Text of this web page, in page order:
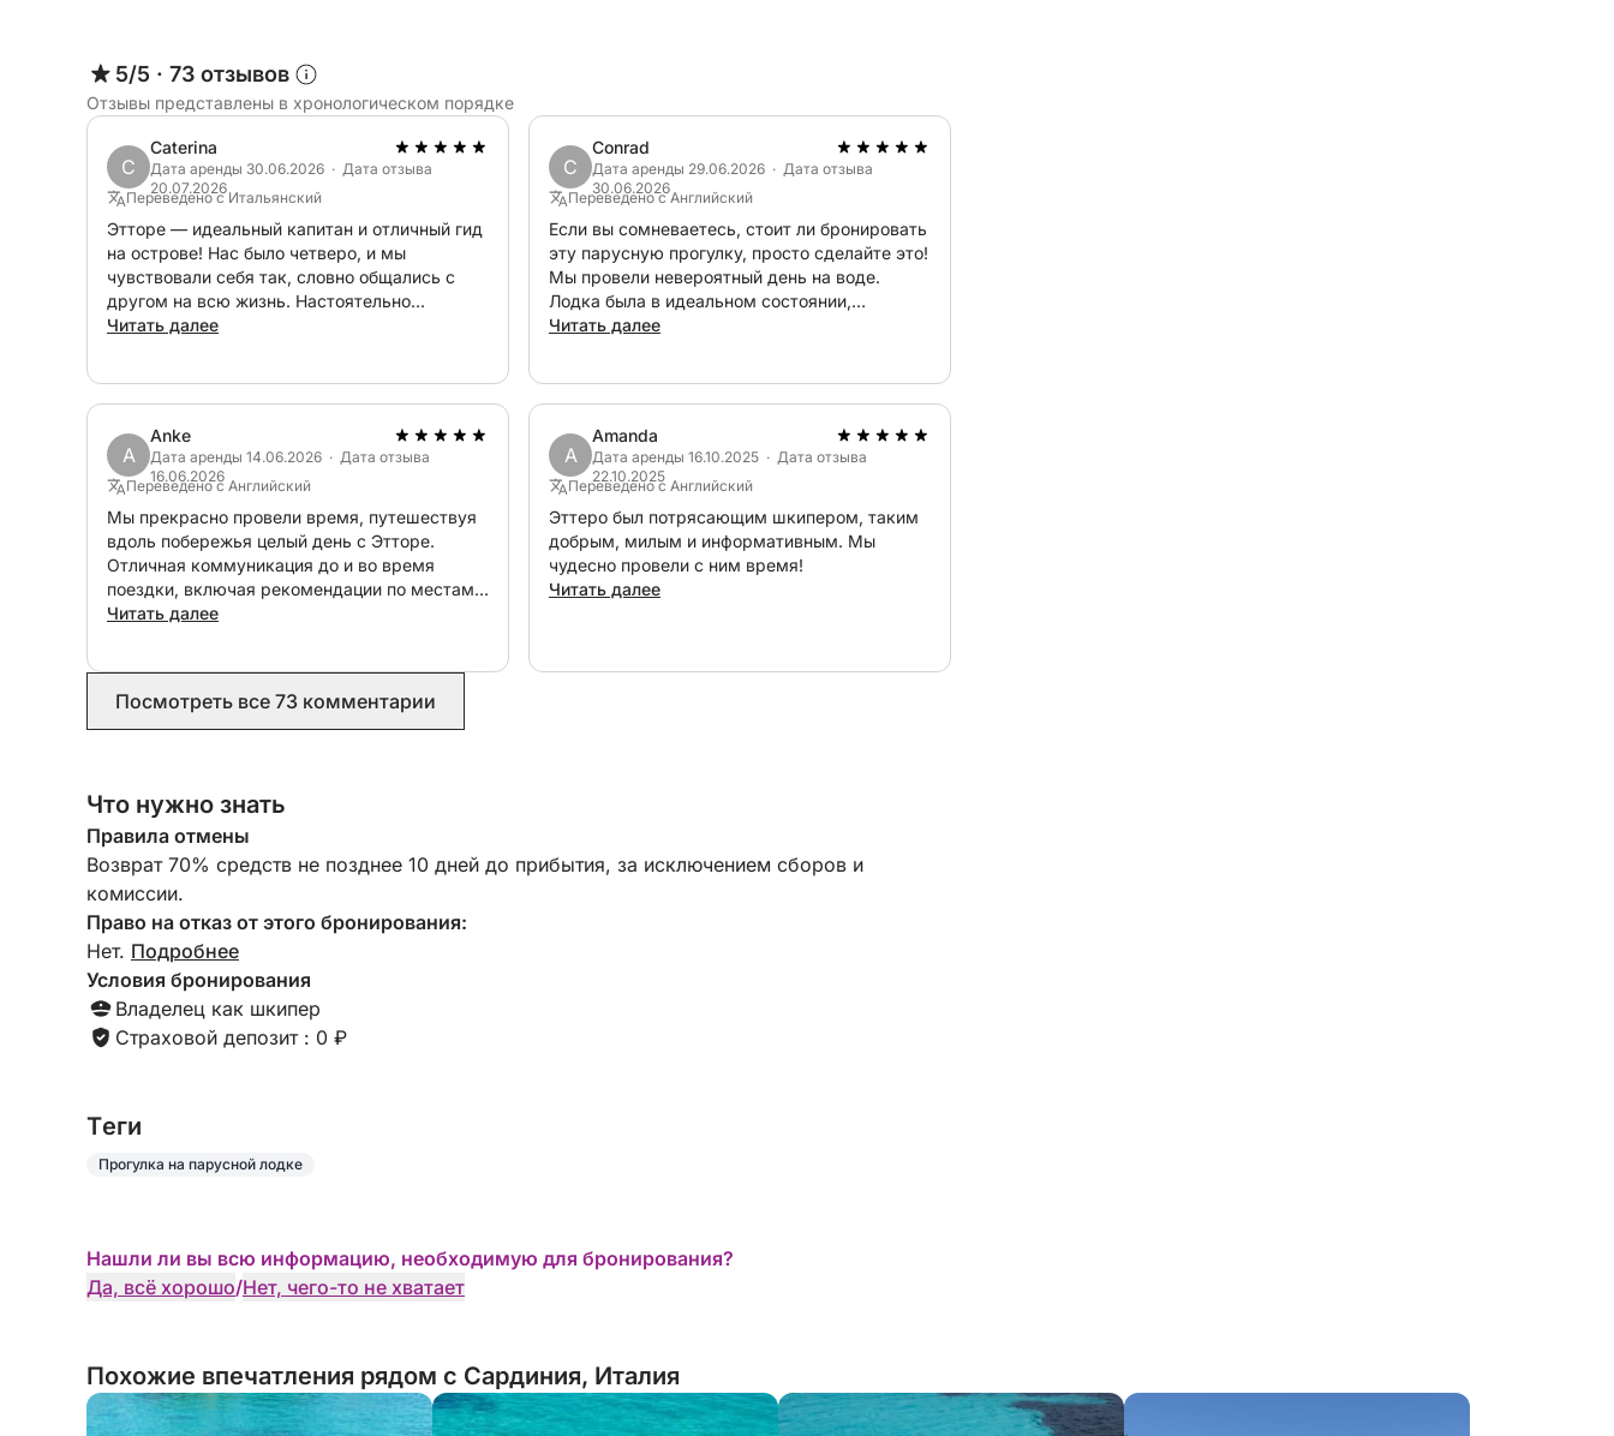
5/5 · 73 отзывов
Отзывы представлены в хронологическом порядке
C
Caterina
Дата аренды 30.06.2026 · Дата отзыва
20.07.2026
Переведено с Итальянский
Этторе — идеальный капитан и отличный гид
на острове! Нас было четверо, и мы
чувствовали себя так, словно общались с
другом на всю жизнь. Настоятельно
рекомендую, очень отзывчивый и очень
Читать далее
C
Conrad
Дата аренды 29.06.2026 · Дата отзыва
30.06.2026
Переведено с Английский
Если вы сомневаетесь, стоит ли бронировать
эту парусную прогулку, просто сделайте это!
Мы провели невероятный день на воде.
Лодка была в идеальном состоянии,
комфортабельная и прекрасно ухоженная.
кристально чистой воде, а общая атмосфера
– идеальной. Не могу не порекомендовать
этот опыт, мы обязательно забронируем его
снова, когда вернемся! Много
благословений, Этторе! Молимся, чтобы у
вас были все места на лето! Вы этого
заслуживаете!
Читать далее
A
Anke
Дата аренды 14.06.2026 · Дата отзыва
16.06.2026
Переведено с Английский
Мы прекрасно провели время, путешествуя
вдоль побережья целый день с Этторе.
Отличная коммуникация до и во время
поездки, включая рекомендации по местам,
которые стоит посетить. Этторе был
ждем возможности снова отправиться в
плавание с Этторе.
Читать далее
A
Amanda
Дата аренды 16.10.2025 · Дата отзыва
22.10.2025
Переведено с Английский
Эттеро был потрясающим шкипером, таким
добрым, милым и информативным. Мы
чудесно провели с ним время!
Читать далее
Посмотреть все 73 комментарии
Что нужно знать
Правила отмены
Возврат 70% средств не позднее 10 дней до прибытия, за исключением сборов и
комиссии.
Право на отказ от этого бронирования:
Нет. Подробнее
Условия бронирования
Владелец как шкипер
Страховой депозит : 0 ₽
Tеги
Прогулка на парусной лодке
Нашли ли вы всю информацию, необходимую для бронирования?
Да, всё хорошо/Нет, чего-то не хватает
Похожие впечатления рядом с Сардиния, Италия